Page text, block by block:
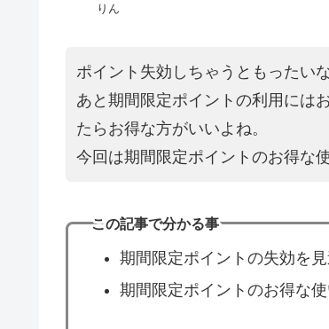
りん
ポイント失効しちゃうともったいな
あと期間限定ポイントの利用には
たらお得な方がいいよね。
今回は期間限定ポイントのお得な
この記事で分かる事
期間限定ポイントの失効を
期間限定ポイントのお得な